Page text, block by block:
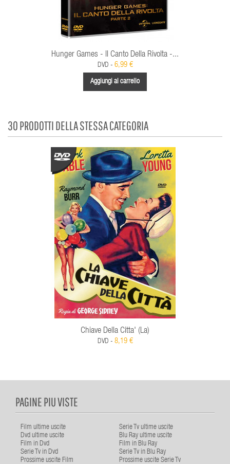
Hunger Games - Il Canto Della Rivolta -...
DVD - 6,99 €
Aggiungi al carrello
30 PRODOTTI DELLA STESSA CATEGORIA
Chiave Della Citta' (La)
DVD - 8,19 €
PAGINE PIU VISTE
Film ultime uscite
Serie Tv ultime uscite
Dvd ultime uscite
Blu Ray ultime uscite
Film in Dvd
Film in Blu Ray
Serie Tv in Dvd
Serie Tv in Blu Ray
Prossime uscite Film
Prossime uscite Serie Tv